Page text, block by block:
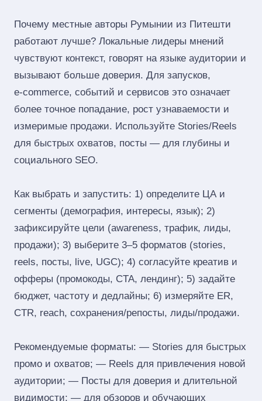
Почему местные авторы Румынии из Питешти
работают лучше? Локальные лидеры мнений
чувствуют контекст, говорят на языке аудитории и
вызывают больше доверия. Для запусков,
e‑commerce, событий и сервисов это означает
более точное попадание, рост узнаваемости и
измеримые продажи. Используйте Stories/Reels
для быстрых охватов, посты — для глубины и
социального SEO.
Как выбрать и запустить: 1) определите ЦА и
сегменты (демография, интересы, язык); 2)
зафиксируйте цели (awareness, трафик, лиды,
продажи); 3) выберите 3–5 форматов (stories,
reels, посты, live, UGC); 4) согласуйте креатив и
офферы (промокоды, CTA, лендинг); 5) задайте
бюджет, частоту и дедлайны; 6) измеряйте ER,
CTR, reach, сохранения/репосты, лиды/продажи.
Рекомендуемые форматы: — Stories для быстрых
промо и охватов; — Reels для привлечения новой
аудитории; — Посты для доверия и длительной
видимости; — для обзоров и обучающих